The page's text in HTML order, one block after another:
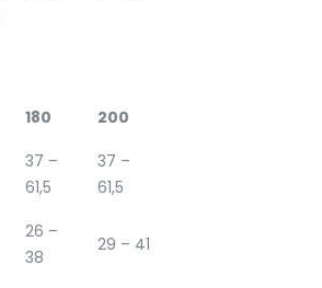
180 200
37 –
61,5
37 –
61,5
26 –
38
29 – 41